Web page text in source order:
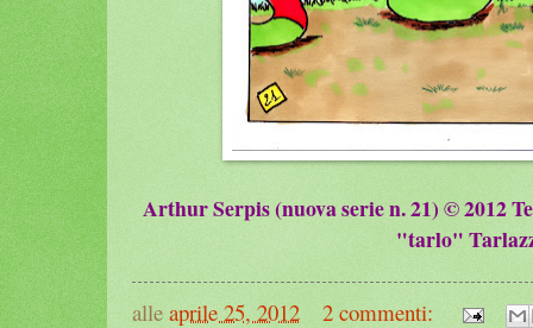
Arthur Serpis (nuova serie n. 21) © 2012
"tarlo"
alle aprile 25, 2012
2 commenti: